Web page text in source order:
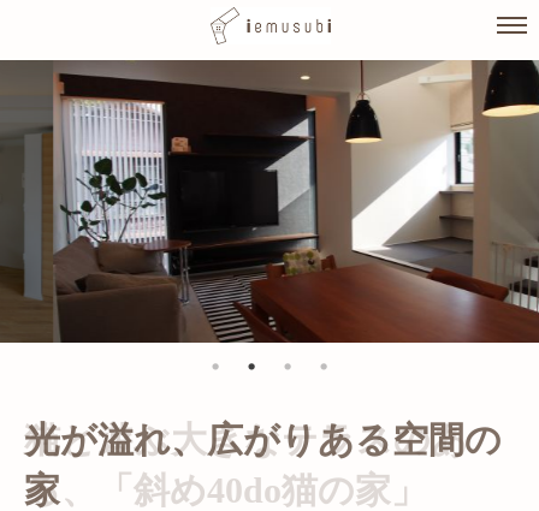
content
光が溢れ、広がりある空間の
家